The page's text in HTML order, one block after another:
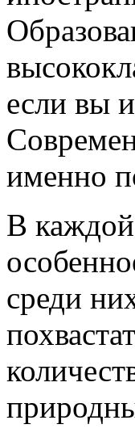
если вы
именно
В каждой
среди